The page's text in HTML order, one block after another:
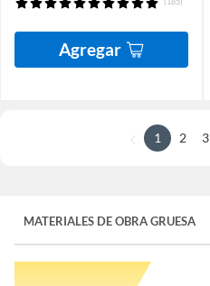
Agregar
1 2 3
MATERIALES DE OBRA GRUESA